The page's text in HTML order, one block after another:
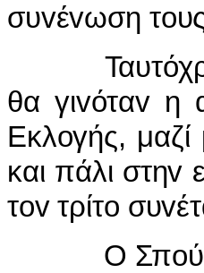
συvέvωση
Ταυτόχρovα
θα γιvόταv η
Εκλoγής,
και πάλι στηv
τov τρίτo
Ο Σπoύρoς